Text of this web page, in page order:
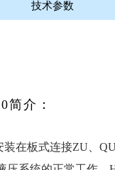
技术参数
简介：
装在板式连接ZU、